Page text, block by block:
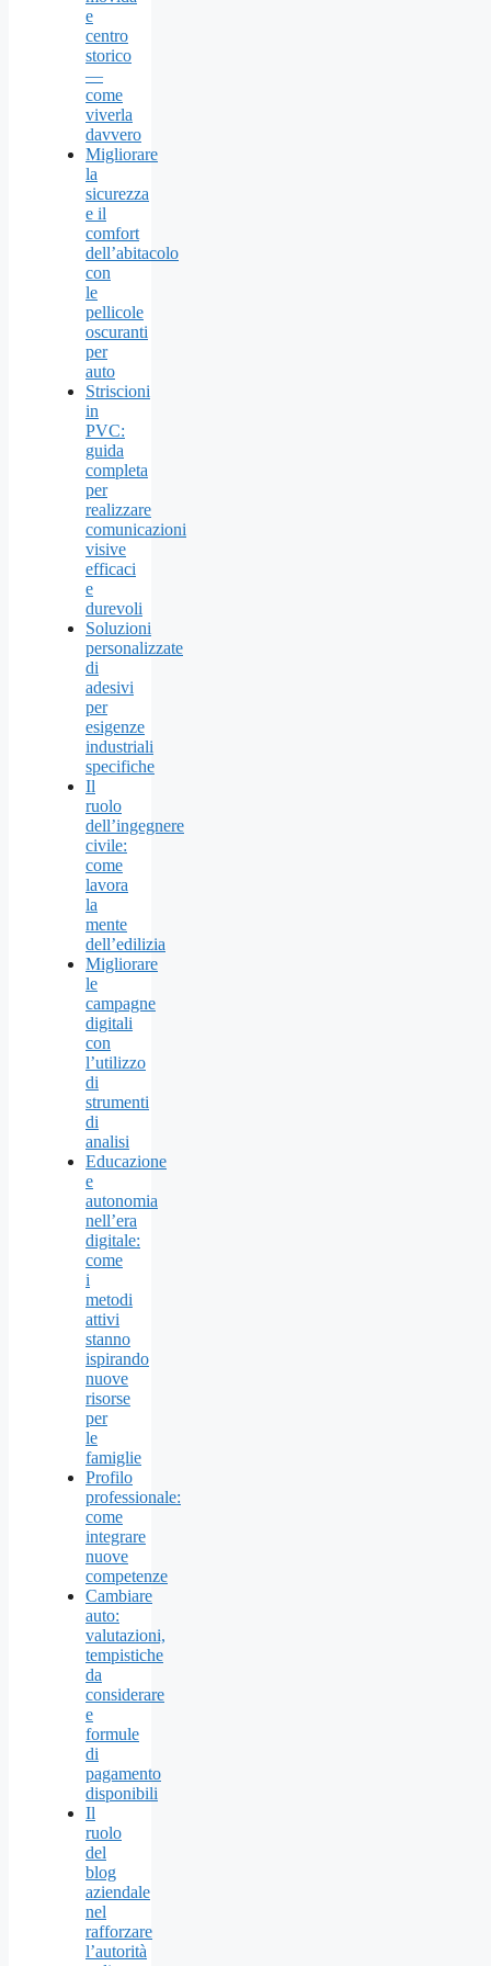
e
centro
storico
—
come
viverla
davvero
Migliorare
la
sicurezza
e il
comfort
dell’abitacolo
con
le
pellicole
oscuranti
per
auto
Striscioni
in
PVC:
guida
completa
per
realizzare
comunicazioni
visive
efficaci
e
durevoli
Soluzioni
personalizzate
di
adesivi
per
esigenze
industriali
specifiche
Il
ruolo
dell’ingegnere
civile:
come
lavora
la
mente
dell’edilizia
Migliorare
le
campagne
digitali
con
l’utilizzo
di
strumenti
di
analisi
Educazione
e
autonomia
nell’era
digitale:
come
i
metodi
attivi
stanno
ispirando
nuove
risorse
per
le
famiglie
Profilo
professionale:
come
integrare
nuove
competenze
Cambiare
auto:
valutazioni,
tempistiche
da
considerare
e
formule
di
pagamento
disponibili
Il
ruolo
del
blog
aziendale
nel
rafforzare
l’autorità